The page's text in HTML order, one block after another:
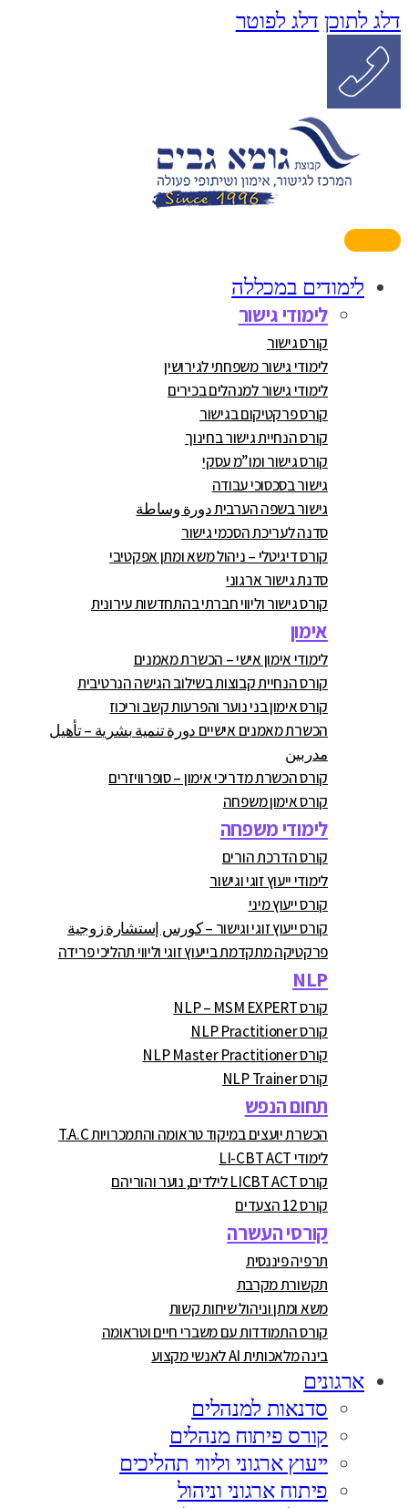
דלג לתוכן דלג לפוטר
לימודים במכללה
לימודי גישור
קורס גישור
לימודי גישור משפחתי לגירושין
לימודי גישור למנהלים בכירים
קורס פרקטיקום בגישור
קורס הנחיית גישור בחינוך
קורס גישור ומו”מ עסקי
גישור בסכסוכי עבודה
גישור בשפה הערבית دورة وساطة
סדנה לעריכת הסכמי גישור
קורס דיגיטלי – ניהול משא ומתן אפקטיבי
סדנת גישור ארגוני
קורס גישור וליווי חברתי בהתחדשות עירונית
אימון
לימודי אימון אישי – הכשרת מאמנים
קורס הנחיית קבוצות בשילוב הגישה הנרטיבית
קורס אימון בני נוער והפרעות קשב וריכוז
הכשרת מאמנים אישיים دورة تنمية بشرية – تأهيل
مدربين
קורס הכשרת מדריכי אימון – סופרוויזרים
קורס אימון משפחה
לימודי משפחה
קורס הדרכת הורים
לימודי ייעוץ זוגי וגישור
קורס ייעוץ מיני
קורס ייעוץ זוגי וגישור – كورس إستشارة زوجية
פרקטיקה מתקדמת בייעוץ זוגי וליווי תהליכי פרידה
NLP
קורס NLP – MSM EXPERT
קורס NLP Practitioner
קורס NLP Master Practitioner
קורס NLP Trainer
תחום הנפש
הכשרת יועצים במיקוד טראומה והתמכרויות T.A.C
לימודי LI-CBT ACT
קורס LICBT ACT לילדים, נוער והוריהם
קורס 12 הצעדים
קורסי העשרה
תרפיה פיננסית
תקשורת מקרבת
משא ומתן וניהול שיחות קשות
קורס התמודדות עם משברי חיים וטראומה
בינה מלאכותית AI לאנשי מקצוע
ארגונים
סדנאות למנהלים
קורס פיתוח מנהלים
ייעוץ ארגוני וליווי תהליכים
פיתוח ארגוני וניהול